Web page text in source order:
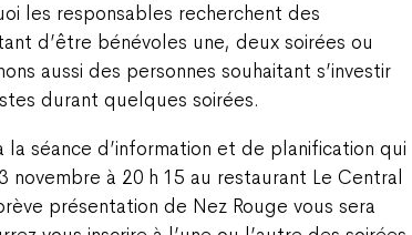
les responsables recherchent des
d’être bénévoles une, deux soirées ou
aussi des personnes souhaitant s’investir
durant quelques soirées.
la séance d’information et de planification qui
novembre à 20 h 15 au restaurant Le Central
présentation de Nez Rouge vous sera